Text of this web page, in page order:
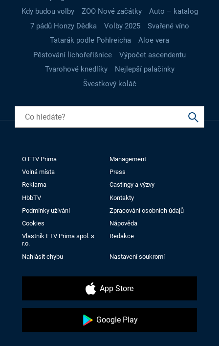
Kdy budou volby
ZOO Nové začátky
Auto – katalog
7 pádů Honzy Dědka
Volby 2025
Svařené víno
Tatarák podle Pohlreicha
Aloe vera
Pěstování lichořeřišnice
Výpočet ascendentu
Tvarohové knedlíky
Nejlepší palačinky
Švestkový koláč
O FTV Prima
Management
Volná místa
Press
Reklama
Castingy a výzvy
HbbTV
Kontakty
Podmínky užívání
Zpracování osobních údajů
Cookies
Nápověda
Vlastník FTV Prima spol. s
r.o.
Redakce
Nahlásit chybu Nastavení soukromí
App Store
Google Play